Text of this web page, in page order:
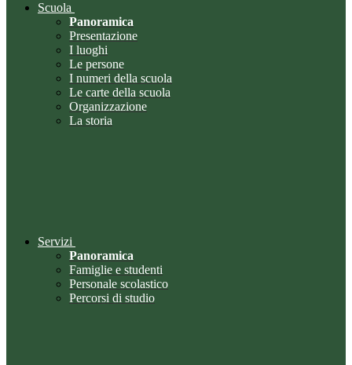
Scuola
Panoramica
Presentazione
I luoghi
Le persone
I numeri della scuola
Le carte della scuola
Organizzazione
La storia
Servizi
Panoramica
Famiglie e studenti
Personale scolastico
Percorsi di studio